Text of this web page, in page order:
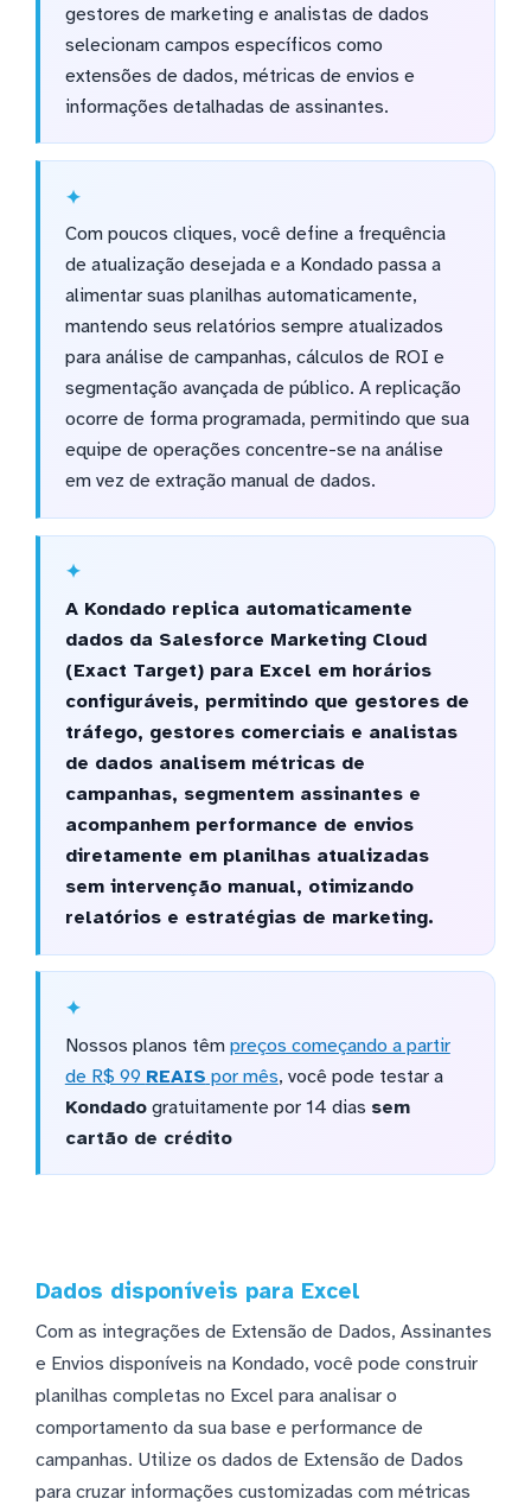
gestores de marketing e analistas de dados
selecionam campos específicos como
extensões de dados, métricas de envios e
informações detalhadas de assinantes.
Com poucos cliques, você define a frequência
de atualização desejada e a Kondado passa a
alimentar suas planilhas automaticamente,
mantendo seus relatórios sempre atualizados
para análise de campanhas, cálculos de ROI e
segmentação avançada de público. A replicação
ocorre de forma programada, permitindo que sua
equipe de operações concentre-se na análise
em vez de extração manual de dados.
A Kondado replica automaticamente
dados da Salesforce Marketing Cloud
(Exact Target) para Excel em horários
configuráveis, permitindo que gestores de
tráfego, gestores comerciais e analistas
de dados analisem métricas de
campanhas, segmentem assinantes e
acompanhem performance de envios
diretamente em planilhas atualizadas
sem intervenção manual, otimizando
relatórios e estratégias de marketing.
Nossos planos têm preços começando a partir
de R$ 99 REAIS por mês, você pode testar a
Kondadogratuitamente por 14 dias sem
cartão de crédito
Dados disponíveis para Excel
Com as integrações de Extensão de Dados, Assinantes
e Envios disponíveis na Kondado, você pode construir
planilhas completas no Excel para analisar o
comportamento da sua base e performance de
campanhas. Utilize os dados de Extensão de Dados
para cruzar informações customizadas com métricas